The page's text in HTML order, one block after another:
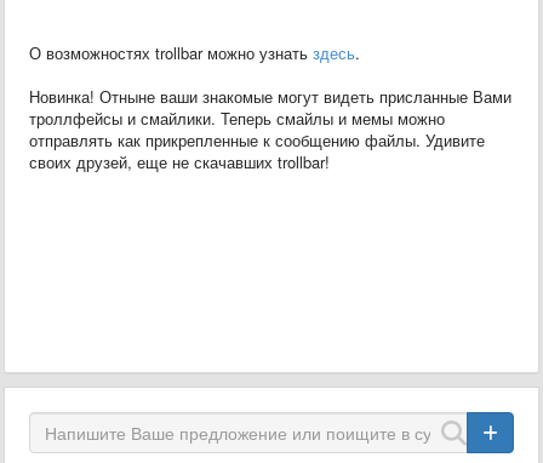
О возможностях trollbar можно узнать здесь.
Новинка! Отныне ваши знакомые могут видеть присланные Вами
троллфейсы и смайлики. Теперь смайлы и мемы можно
отправлять как прикрепленные к сообщению файлы. Удивите
своих друзей, еще не скачавших trollbar!